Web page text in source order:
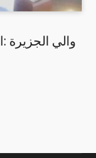
والي الجزيرة